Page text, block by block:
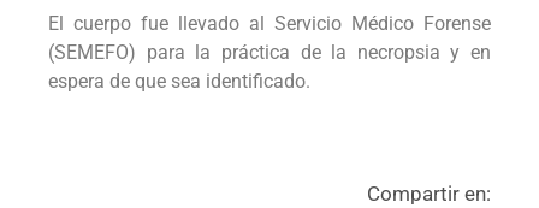
El cuerpo fue llevado al Servicio Médico Forense
(SEMEFO) para la práctica de la necropsia y en
espera de que sea identificado.
Compartir en: